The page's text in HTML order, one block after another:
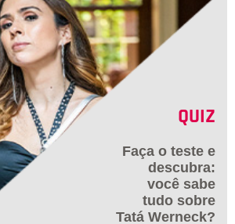
QUIZ
Faça o teste e
descubra:
você sabe
tudo sobre
Tatá Werneck?